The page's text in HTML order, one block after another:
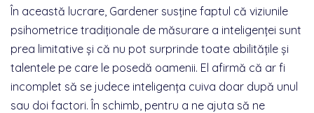
În această lucrare, Gardener susține faptul că viziunile
psihometrice tradiționale de măsurare a inteligenței sunt
prea limitative și că nu pot surprinde toate abilitățile și
talentele pe care le posedă oamenii. El afirmă că ar fi
incomplet să se judece inteligența cuiva doar după unul
sau doi factori. În schimb, pentru a ne ajuta să ne